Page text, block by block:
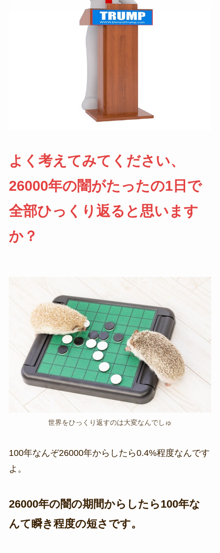
よく考えてみてください、
26000年の闇がたったの1日で
全部ひっくり返ると思います
か？
世界をひっくり返すのは大変なんでしゅ
100年なんぞ26000年からしたら0.4%程度なんです
よ。
26000年の闇の期間からしたら100年な
んて瞬き程度の短さです。